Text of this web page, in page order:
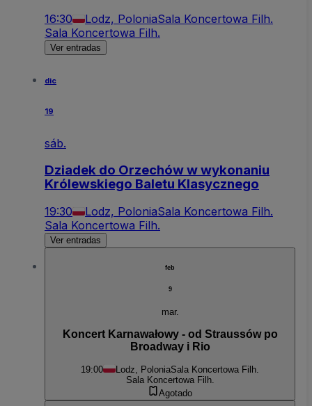
16:30 Lodz, PoloniaSala Koncertowa Filh.
Sala Koncertowa Filh.
Ver entradas
dic
19
sáb.
Dziadek do Orzechów w wykonaniu
Królewskiego Baletu Klasycznego
19:30 Lodz, PoloniaSala Koncertowa Filh.
Sala Koncertowa Filh.
Ver entradas
feb
9
mar.
Koncert Karnawałowy - od Straussów po
Broadway i Rio
19:00 Lodz, PoloniaSala Koncertowa Filh.
Sala Koncertowa Filh.
Agotado